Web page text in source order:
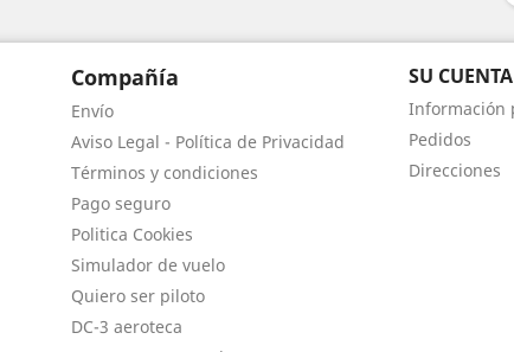
Compañía
Envío
Aviso Legal - Política de Privacidad
Términos y condiciones
Pago seguro
Politica Cookies
Simulador de vuelo
Quiero ser piloto
DC-3 aeroteca
SU CUENTA
Información
Pedidos
Direcciones